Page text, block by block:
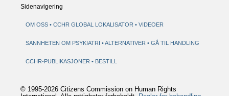
Sidenavigering
OM OSS CCHR GLOBAL LOKALISATOR VIDEOER
SANNHETEN OM PSYKIATRI ALTERNATIVER GÅ TIL HANDLING
CCHR-PUBLIKASJONER BESTILL
© 1995-2026 Citizens Commission on Human Rights